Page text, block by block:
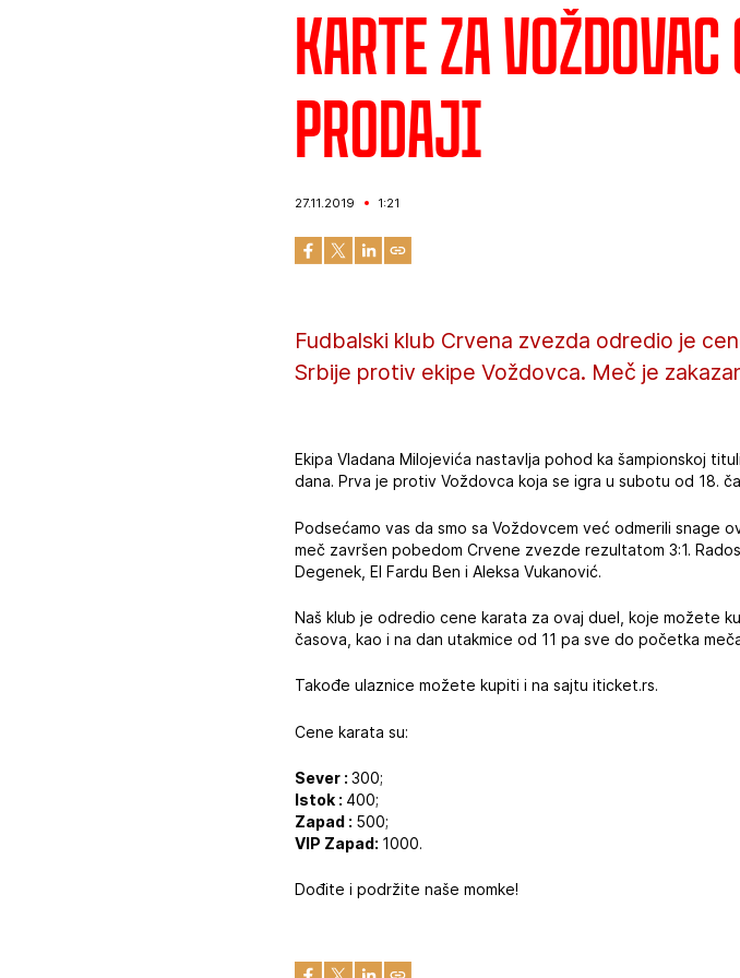
Karte za
prodaji
27.11.2019 1:21
Fudbalski klub Crvena zvezda odredio je
Srbije protiv ekipe Voždovca. Meč je
Ekipa Vladana Milojevića nastavlja pohod ka šampionskoj
dana. Prva je protiv Voždovca koja se igra u subotu od 18.
Podsećamo vas da smo sa Voždovcem već odmerili snage
meč završen pobedom Crvene zvezde rezultatom 3:1.
Degenek, El Fardu Ben i Aleksa Vukanović.
Naš klub je odredio cene karata za ovaj duel, koje možete
časova, kao i na dan utakmice od 11 pa sve do početka
Takođe ulaznice možete kupiti i na sajtu iticket.rs.
Cene karata su:
Sever :300;
Istok : 400;
Zapad : 500;
VIP Zapad: 1000.
Dođite i podržite naše momke!